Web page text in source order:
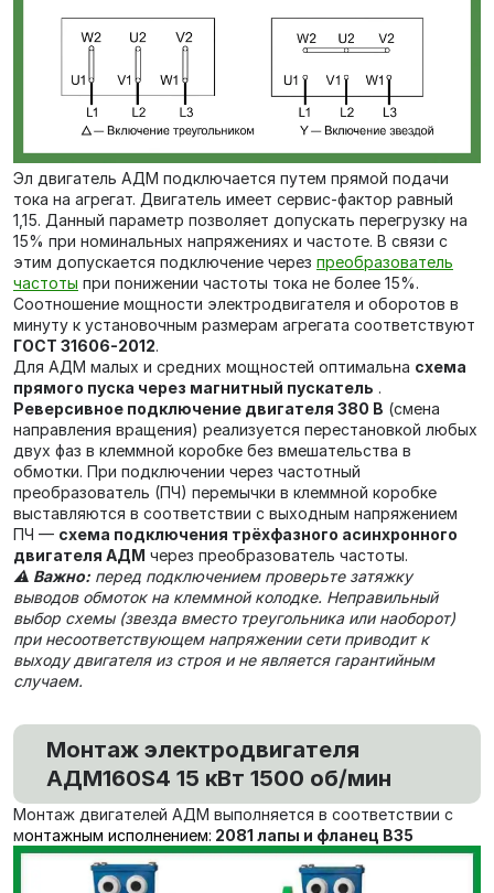
Эл двигатель АДМ подключается путем прямой подачи
тока на агрегат. Двигатель имеет сервис-фактор равный
1,15. Данный параметр позволяет допускать перегрузку на
15% при номинальных напряжениях и частоте. В связи с
этим допускается подключение через преобразователь
частоты при понижении частоты тока не более 15%.
Соотношение мощности электродвигателя и оборотов в
минуту к установочным размерам агрегата соответствуют
ГОСТ 31606-2012.
Для АДМ малых и средних мощностей оптимальна схема
прямого пуска через магнитный пускатель .
Реверсивное подключение двигателя 380 В (смена
направления вращения) реализуется перестановкой любых
двух фаз в клеммной коробке без вмешательства в
обмотки. При подключении через частотный
преобразователь (ПЧ) перемычки в клеммной коробке
выставляются в соответствии с выходным напряжением
ПЧ — схема подключения трёхфазного асинхронного
двигателя АДМ через преобразователь частоты.
⚠️ Важно: перед подключением проверьте затяжку
выводов обмоток на клеммной колодке. Неправильный
выбор схемы (звезда вместо треугольника или наоборот)
при несоответствующем напряжении сети приводит к
выходу двигателя из строя и не является гарантийным
случаем.
Монтаж электродвигателя
АДМ160S4 15 кВт 1500 об/мин
Монтаж двигателей АДМ выполняется в соответствии с
монтажным исполнением: 2081 лапы и фланец В35